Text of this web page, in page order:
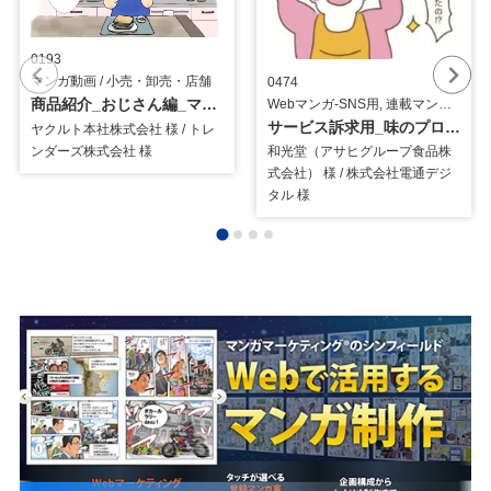
0193
マンガ動画 / 小売・卸売・店舗
商品紹介_おじさん編_マンガ動画SNS用
ヤクルト本社株式会社 様 / トレ
ンダーズ株式会社 様
0474
サービス訴求用_味のプロ説編_8コマ漫画
和光堂（アサヒグループ食品株
式会社） 様 / 株式会社電通デジ
タル 様